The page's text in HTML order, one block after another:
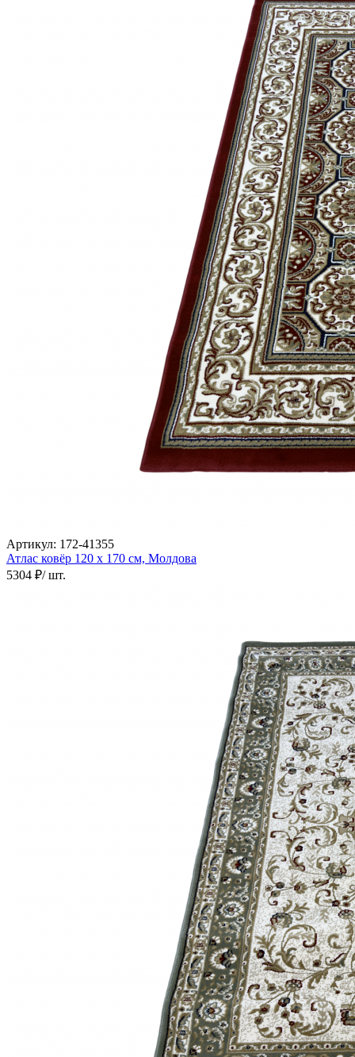
Артикул: 172-41355
Атлас ковёр 120 х 170 см, Молдова
5304 ₽/ шт.